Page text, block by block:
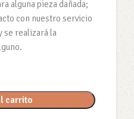
alguna pieza dañada;
con nuestro servicio
se realizará la
carrito